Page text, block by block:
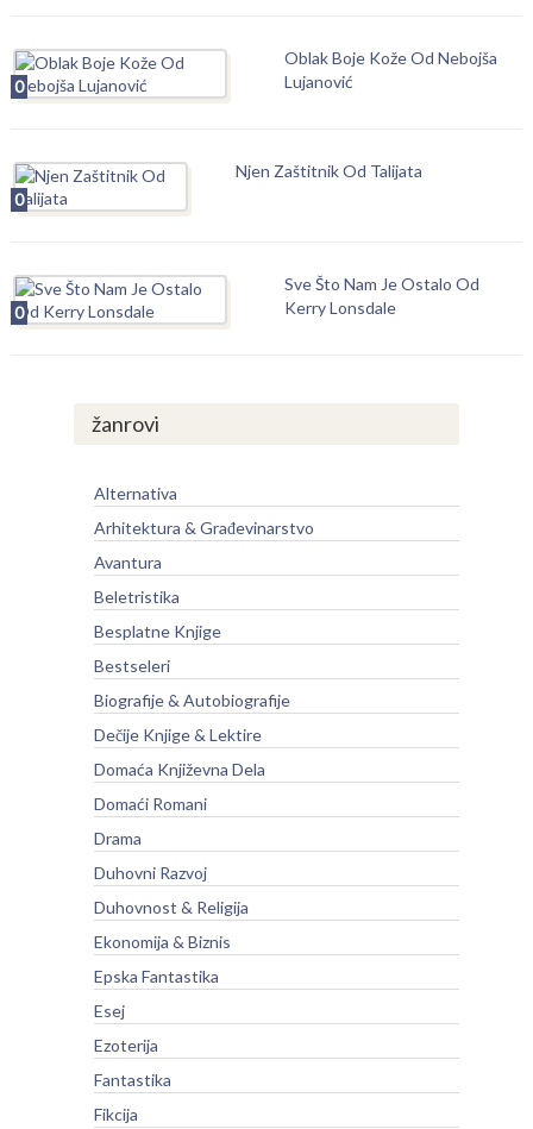
0
Oblak Boje Kože Od Nebojša
Lujanović
0
Njen Zaštitnik Od Talijata
0
Sve Što Nam Je Ostalo Od
Kerry Lonsdale
žanrovi
Alternativa
Arhitektura & Građevinarstvo
Avantura
Beletristika
Besplatne Knjige
Bestseleri
Biografije & Autobiografije
Dečije Knjige & Lektire
Domaća Književna Dela
Domaći Romani
Drama
Duhovni Razvoj
Duhovnost & Religija
Ekonomija & Biznis
Epska Fantastika
Esej
Ezoterija
Fantastika
Fikcija